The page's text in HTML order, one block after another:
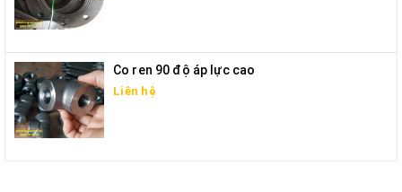
Co ren 90 độ áp lực cao
Liên hệ